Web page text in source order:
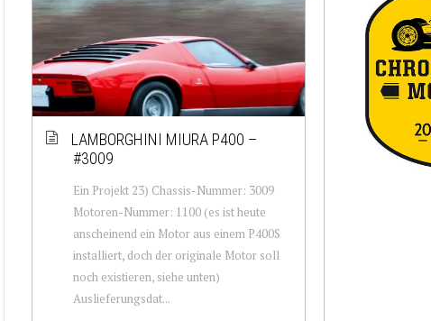
LAMBORGHINI MIURA P400 –
#3009
Ein Projekt 23) Chassis-Nummer: 3009
Motoren-Nummer: 1100 (es ist heute
anscheinend ein Motor aus einem P400S
installiert, doch der originale Motor soll
noch existieren, siehe unten)
Auslieferungsdat...